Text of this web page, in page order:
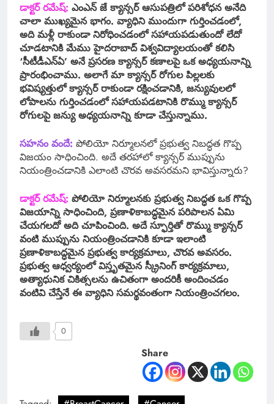
డాక్టర్ రమేష్: ఎంఎన్ జే క్యాన్సర్ ఆసుపత్రిలో పరిశోధన అనేది
చాలా ముఖ్యమైన భాగం. వ్యాధిని ముందుగా గుర్తించడంలో,
అది మళ్లీ రాకుండా నిరోధించడంలో సహాయపడుతుందో లేదో
చూడటానికి మేము హైదరాబాద్ విశ్వవిద్యాలయంతో కలిసి
‘సీటీడీఎన్ఏ’ అనే ప్రసరణ క్యాన్సర్ కణాలపై ఒక అధ్యయనాన్ని
ప్రారంభించాము. అలాగే మా క్యాన్సర్ రోగుల పిల్లలకు
భవిష్యత్తులో క్యాన్సర్ రాకుండా రక్షించడానికి, జన్యువులలో
లోపాలను గుర్తించడంలో సహాయపడటానికి రొమ్ము క్యాన్సర్
రోగులపై జన్యు అధ్యయనాన్ని కూడా చేస్తున్నాము.
సహనం వందే: పోలియో నిర్మూలనలో ప్రభుత్వ నిబద్ధత గొప్ప
విజయం సాధించింది. అదే తరహాలో క్యాన్సర్ ముప్పును
నియంత్రించడానికి ఎలాంటి చొరవ అవసరమని భావిస్తున్నారు?
డాక్టర్ రమేష్: పోలియో నిర్మూలనకు ప్రభుత్వ నిబద్ధత ఒక గొప్ప
విజయాన్ని సాధించింది, ప్రణాళికాబద్ధమైన పరిపాలన ఏమి
చేయగలదో అది చూపించింది. అదే స్ఫూర్తితో రొమ్ము క్యాన్సర్
వంటి ముప్పును నియంత్రించడానికి కూడా ఇలాంటి
ప్రణాళికాబద్ధమైన ప్రభుత్వ కార్యక్రమాలు, చొరవ అవసరం.
ప్రభుత్వ ఆధ్వర్యంలో విస్తృతమైన స్క్రీనింగ్ కార్యక్రమాలు,
అత్యాధునిక చికిత్సలను ఉచితంగా అందరికీ అందించడం
వంటివి చేస్తేనే ఈ వ్యాధిని సమర్థవంతంగా నియంత్రించగలం.
0
Share